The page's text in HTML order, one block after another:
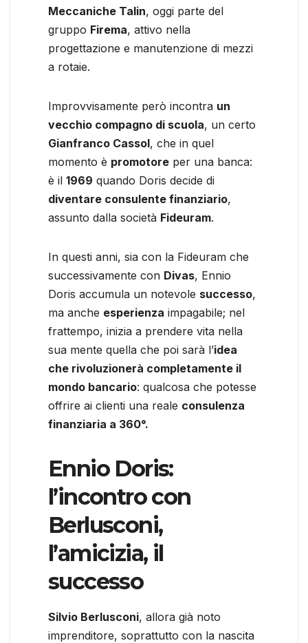
Meccaniche Talin, oggi parte del
gruppo Firema, attivo nella
progettazione e manutenzione di mezzi
a rotaie.
Improvvisamente però incontra un
vecchio compagno di scuola, un certo
Gianfranco Cassol, che in quel
momento è promotore per una banca:
è il 1969 quando Doris decide di
diventare consulente finanziario,
assunto dalla società Fideuram.
In questi anni, sia con la Fideuram che
successivamente con Divas, Ennio
Doris accumula un notevole successo,
ma anche esperienza impagabile; nel
frattempo, inizia a prendere vita nella
sua mente quella che poi sarà l’idea
che rivoluzionerà completamente il
mondo bancario: qualcosa che potesse
offrire ai clienti una reale consulenza
finanziaria a 360°.
Ennio Doris:
l’incontro con
Berlusconi,
l’amicizia, il
successo
Silvio Berlusconi, allora già noto
imprenditore, soprattutto con la nascita